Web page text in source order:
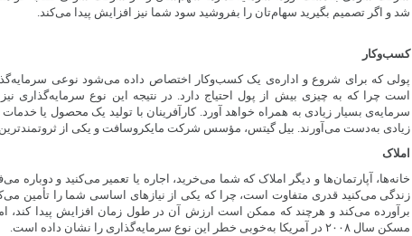
شد و اگر تصمیم بگیرید سهام‌تان را بفروشید سود شما نیز افزایش پیدا می‌کند.
کسب‌وکار
پولی که برای شروع و اداره‌ی یک کسب‌وکار اختصاص داده می‌شود نوعی
است چرا که به چیزی بیش از پول احتیاج دارد. در نتیجه این نوع سرمایه‌گذاری
سرمایه‌ی بسیار زیادی به همراه خواهد آورد. کارآفرینان با تولید یک محصول یا
زیادی به‌دست می‌آورند. بیل گیتس، مؤسس شرکت مایکروسافت و یکی از ثروتمندترین
املاک
خانه‌ها، آپارتمان‌ها و دیگر املاک که شما می‌خرید، اجاره یا تعمیر می‌کنید و دوباره
زندگی می‌کنید قدری متفاوت است، چرا که یکی از نیازهای اساسی شما را تأمین
برآورده می‌کند و هرچند که ممکن است ارزش آن در طول زمان افزایش پیدا کند، اما
مسکن سال ۲۰۰۸ در آمریکا به‌خوبی خطر این نوع سرمایه‌گذاری را نشان داده است.